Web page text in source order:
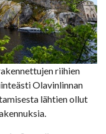
riihien
Olavinlinnan
lähtien ollut